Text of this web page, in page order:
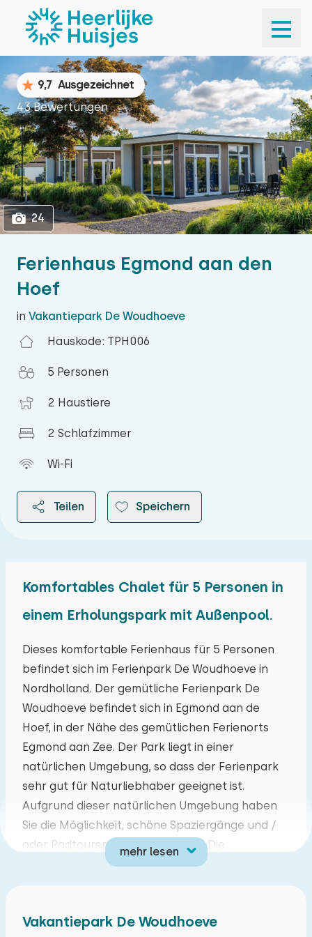
1
Ferienhaus Egmond aan den
Hoef
in Vakantiepark De Woudhoeve
Hauskode: TPH006
5 Personen
2 Haustiere
2 Schlafzimmer
Wi-Fi
Teilen Speichern
9,7 Ausgezeichnet
43 Bewertungen
24
Komfortables Chalet für 5 Personen in
einem Erholungspark mit Außenpool.
Dieses komfortable Ferienhaus für 5 Personen
befindet sich im Ferienpark De Woudhoeve in
Nordholland. Der gemütliche Ferienpark De
Woudhoeve befindet sich in Egmond aan de
Hoef, in der Nähe des gemütlichen Ferienorts
Egmond aan Zee. Der Park liegt in einer
natürlichen Umgebung, so dass der Ferienpark
sehr gut für Naturliebhaber geeignet ist.
Aufgrund dieser natürlichen Umgebung haben
Sie die Möglichkeit, schöne Spaziergänge und /
oder Radtouren zu unternehmen. Die
verschiedenen Arten von Ferienhäusern eignen
sich für drei bis maximal sechs Personen. Mit
kinderfreundliche Ferienpark der perfekte
mehr lesen
August 2026
Mo Di Mi Do Fr Sa So
27 28 29 30 31 01
03 04 05 06 07 08
10 11 12 13 14 15
17 18 19 20 21 22 23
Vakantiepark De Woudhoeve